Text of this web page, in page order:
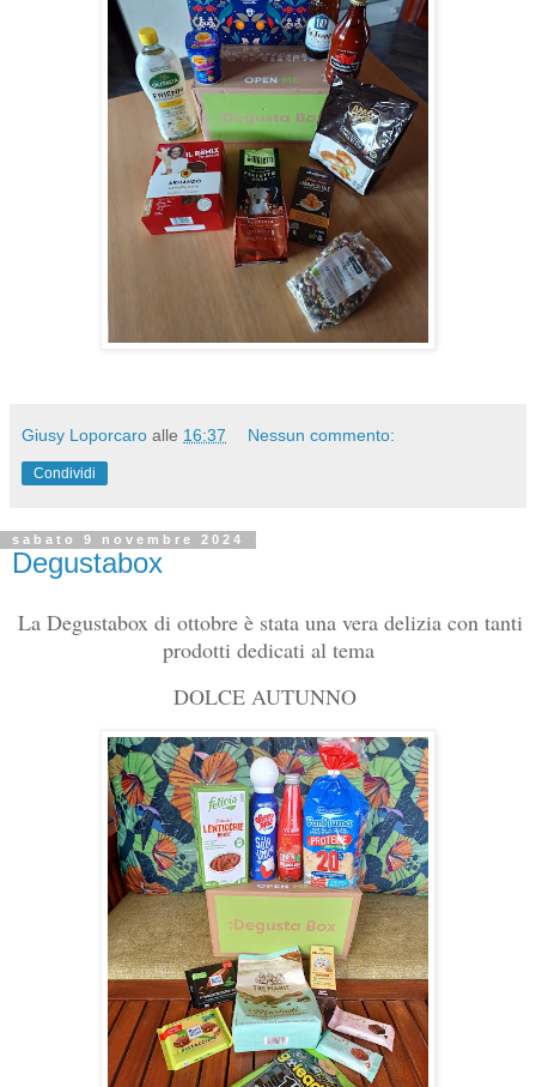
Giusy Loporcaro alle 16:37 Nessun commento:
Condividi
sabato 9 novembre 2024
Degustabox
La Degustabox di ottobre è stata una vera delizia con tanti
prodotti dedicati al tema
DOLCE AUTUNNO